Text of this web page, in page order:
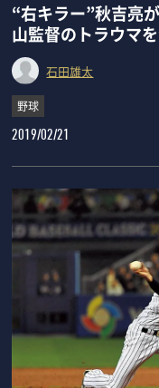
“右キラー”秋吉亮
山監督のトラウマ
石田雄太
野球
2019/02/21